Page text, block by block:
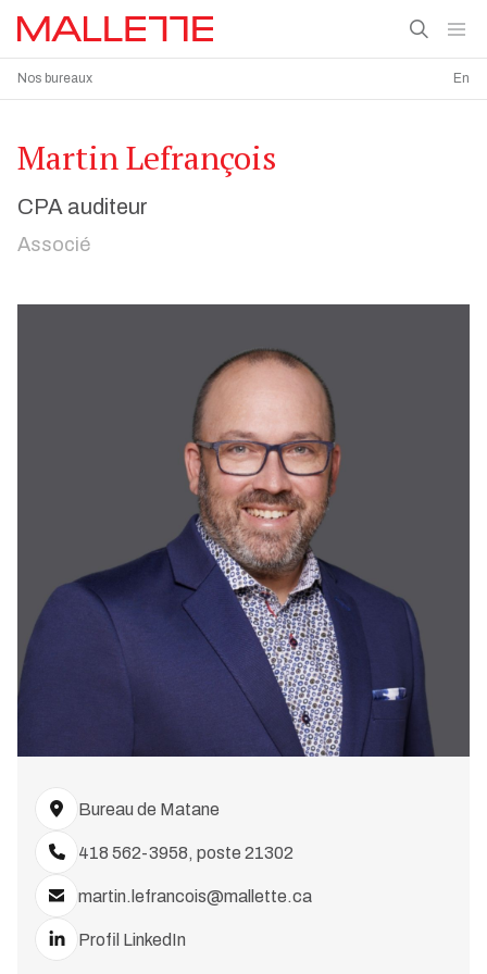
Nos bureaux En
Martin Lefrançois
CPA auditeur
Associé
Bureau de Matane
418 562-3958, poste 21302
martin.lefrancois@mallette.ca
Profil LinkedIn